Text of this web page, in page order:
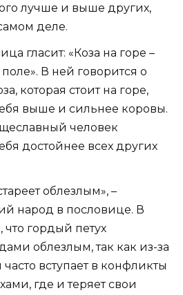
лучше и выше других,
деле.
гласит: «Коза на горе –
В ней говорится о
которая стоит на горе,
выше и сильнее коровы.
человек
достойнее всех других
облезлым», –
народ в пословице. В
что гордый петух
облезлым, так как из-за
вступает в конфликты
где и теряет свои